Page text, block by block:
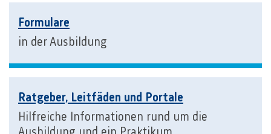
Formulare
in der Ausbildung
Ratgeber, Leitfäden und Portale
Hilfreiche Informationen rund um die